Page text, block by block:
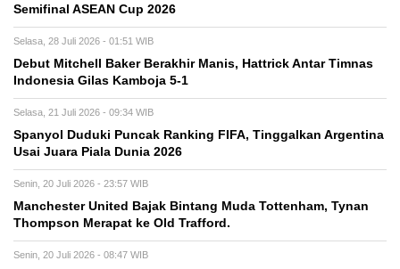
Semifinal ASEAN Cup 2026
Selasa, 28 Juli 2026 - 01:51 WIB
Debut Mitchell Baker Berakhir Manis, Hattrick Antar Timnas
Indonesia Gilas Kamboja 5-1
Selasa, 21 Juli 2026 - 09:34 WIB
Spanyol Duduki Puncak Ranking FIFA, Tinggalkan Argentina
Usai Juara Piala Dunia 2026
Senin, 20 Juli 2026 - 23:57 WIB
Manchester United Bajak Bintang Muda Tottenham, Tynan
Thompson Merapat ke Old Trafford.
Senin, 20 Juli 2026 - 08:47 WIB